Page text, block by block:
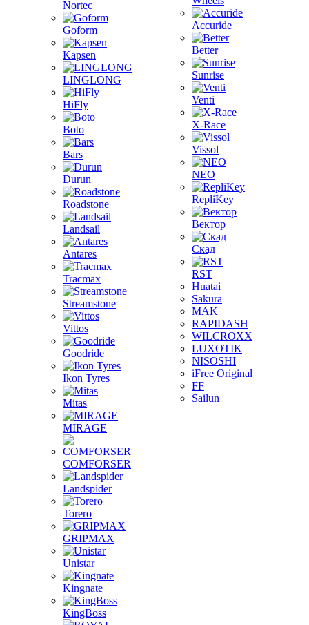
Nortec
Goform
Kapsen
LINGLONG
HiFly
Boto
Bars
Durun
Roadstone
Landsail
Antares
Tracmax
Streamstone
Vittos
Goodride
Ikon Tyres
Mitas
MIRAGE
COMFORSER
Landspider
Torero
GRIPMAX
Unistar
Kingnate
KingBoss
Accuride
Better
Sunrise
Venti
X-Race
Vissol
NEO
RepliKey
Вектор
Скад
RST
Huatai
Sakura
MAK
RAPIDASH
WILCROXX
LUXOTIK
NISOSHI
iFree Original
FF
Sailun